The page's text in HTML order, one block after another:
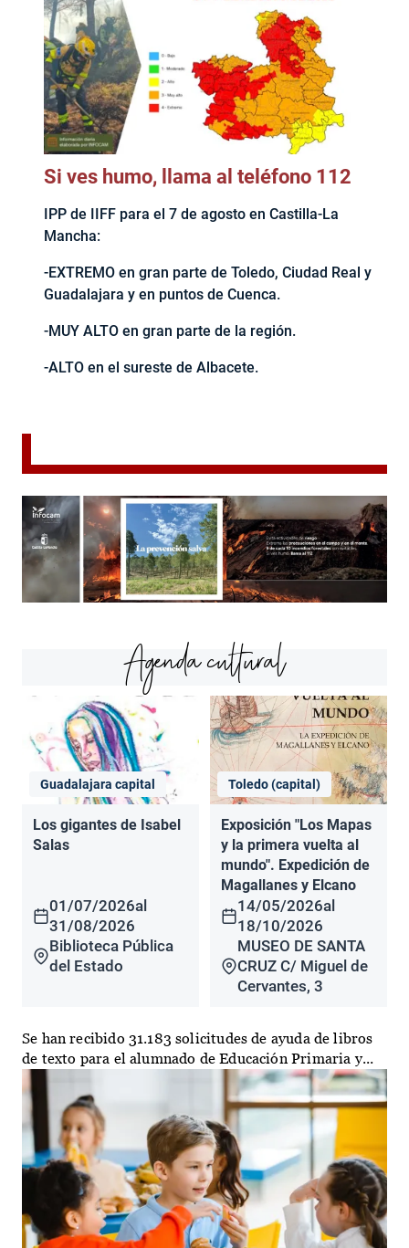
Si ves humo, llama al teléfono 112
IPP de IIFF para el 7 de agosto en Castilla-La
Mancha:
-EXTREMO en gran parte de Toledo, Ciudad Real y
Guadalajara y en puntos de Cuenca.
-MUY ALTO en gran parte de la región.
-ALTO en el sureste de Albacete.
Agenda cultural
Guadalajara capital
Los gigantes de Isabel
Salas
01/07/2026al
31/08/2026
Biblioteca Pública
del Estado
Toledo (capital)
Exposición "Los Mapas
y la primera vuelta al
mundo". Expedición de
Magallanes y Elcano
14/05/2026al
18/10/2026
MUSEO DE SANTA
CRUZ C/ Miguel de
Cervantes, 3
Se han recibido 31.183 solicitudes de ayuda de libros
de texto para el alumnado de Educación Primaria y...